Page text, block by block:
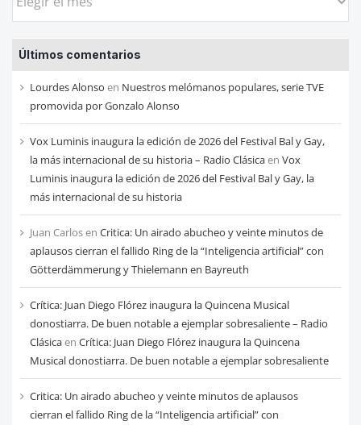
entradas
de
cada
mes
Últimos comentarios
Lourdes Alonso en Nuestros melómanos populares, serie TVE
promovida por Gonzalo Alonso
Vox Luminis inaugura la edición de 2026 del Festival Bal y Gay,
la más internacional de su historia – Radio Clásicaen Vox
Luminis inaugura la edición de 2026 del Festival Bal y Gay, la
más internacional de su historia
Juan Carlosen Critica: Un airado abucheo y veinte minutos de
aplausos cierran el fallido Ring de la “Inteligencia artificial” con
Götterdämmerung y Thielemann en Bayreuth
Crítica: Juan Diego Flórez inaugura la Quincena Musical
donostiarra. De buen notable a ejemplar sobresaliente – Radio
Clásicaen Crítica: Juan Diego Flórez inaugura la Quincena
Musical donostiarra. De buen notable a ejemplar sobresaliente
Critica: Un airado abucheo y veinte minutos de aplausos
cierran el fallido Ring de la “Inteligencia artificial” con